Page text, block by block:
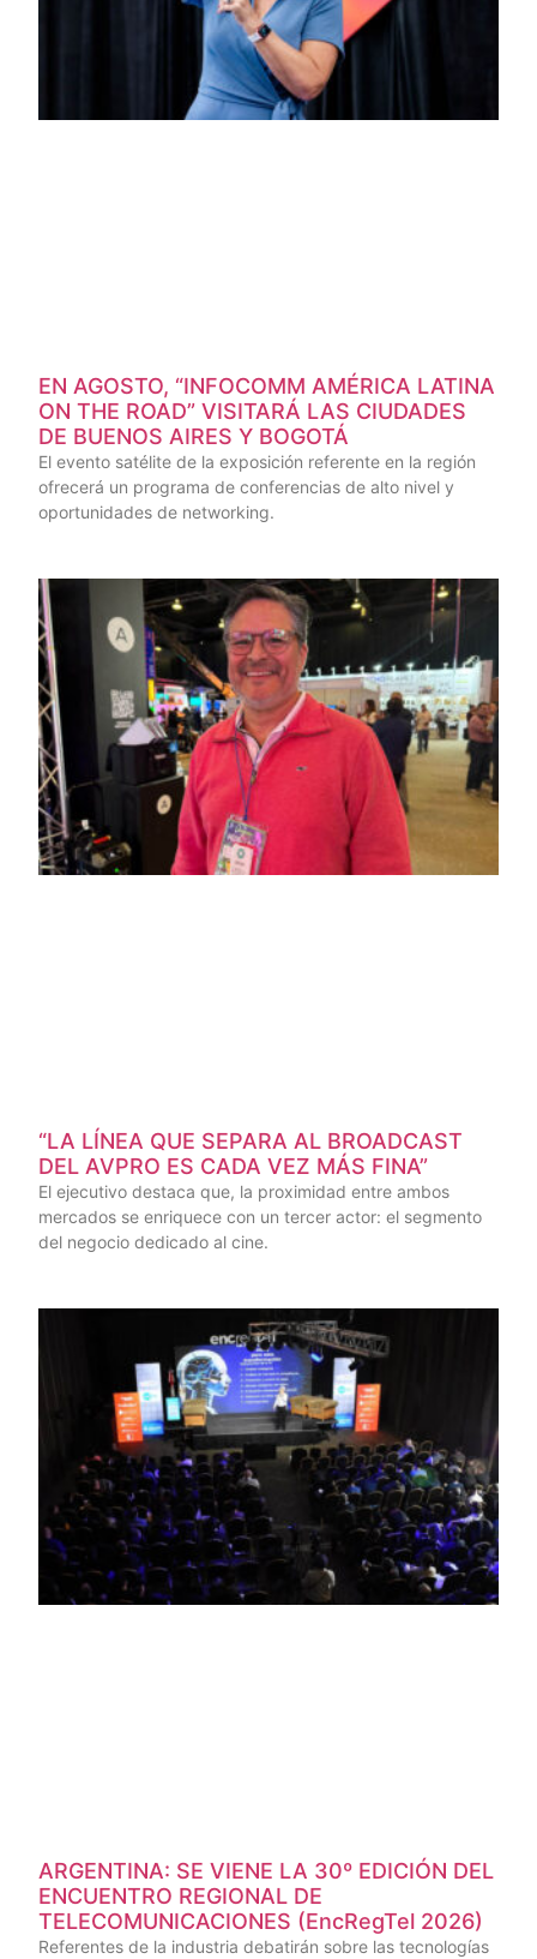
EN AGOSTO, “INFOCOMM AMÉRICA LATINA
ON THE ROAD” VISITARÁ LAS CIUDADES
DE BUENOS AIRES Y BOGOTÁ
El evento satélite de la exposición referente en la región
ofrecerá un programa de conferencias de alto nivel y
oportunidades de networking.
“LA LÍNEA QUE SEPARA AL BROADCAST
DEL AVPRO ES CADA VEZ MÁS FINA”
El ejecutivo destaca que, la proximidad entre ambos
mercados se enriquece con un tercer actor: el segmento
del negocio dedicado al cine.
ARGENTINA: SE VIENE LA 30º EDICIÓN DEL
ENCUENTRO REGIONAL DE
TELECOMUNICACIONES (EncRegTel 2026)
Referentes de la industria debatirán sobre las tecnologías